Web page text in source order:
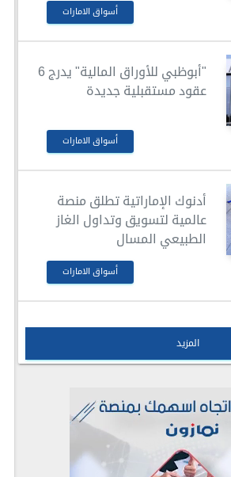
أسواق الامارات
"أبوظبي للأوراق المالية" يدرج 6
عقود مستقبلية جديدة
أسواق الامارات
أدنوك الإماراتية تطلق منصة
عالمية لتسويق وتداول الغاز
الطبيعي المسال
أسواق الامارات
المزيد